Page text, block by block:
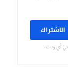
الاشتراك
في أي وقت.